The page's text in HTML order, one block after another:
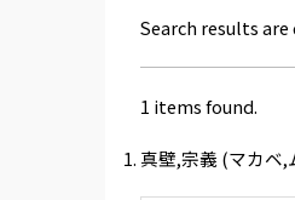
Search results
1 items found.
真壁,宗義 (マカベ,